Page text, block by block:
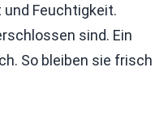
Feuchtigkeit.
sind. Ein
So bleiben sie frisch